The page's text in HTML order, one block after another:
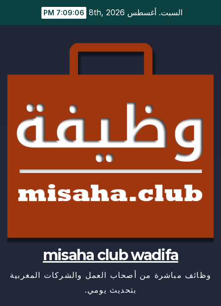
السبت. أغسطس 8th, 2026 7:09:07 PM
misaha club wadifa
وظائف مباشرة من أصحاب العمل والشركات المغربية
بتحديث يومي.